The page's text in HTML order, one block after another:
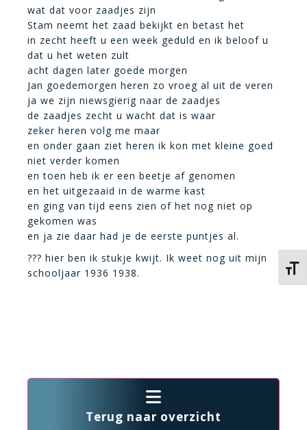
wat dat voor zaadjes zijn
Stam neemt het zaad bekijkt en betast het
in zecht heeft u een week geduld en ik beloof u
dat u het weten zult
acht dagen later goede morgen
Jan goedemorgen heren zo vroeg al uit de veren
ja we zijn niewsgierig naar de zaadjes
de zaadjes zecht u wacht dat is waar
zeker heren volg me maar
en onder gaan ziet heren ik kon met kleine goed
niet verder komen
en toen heb ik er een beetje af genomen
en het uitgezaaid in de warme kast
en ging van tijd eens zien of het nog niet op
gekomen was
en ja zie daar had je de eerste puntjes al.
??? hier ben ik stukje kwijt. Ik weet nog uit mijn
schooljaar 1936 1938.
Terug naar overzicht